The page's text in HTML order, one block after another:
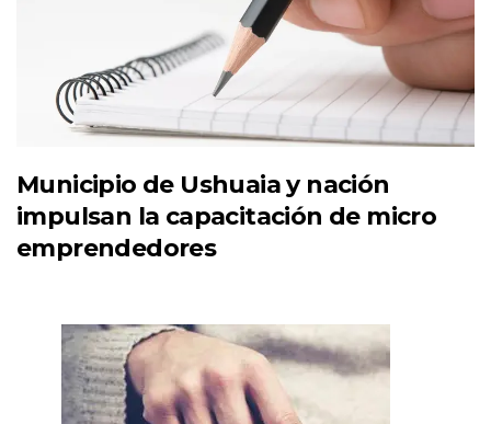
Municipio de Ushuaia y nación
impulsan la capacitación de micro
emprendedores